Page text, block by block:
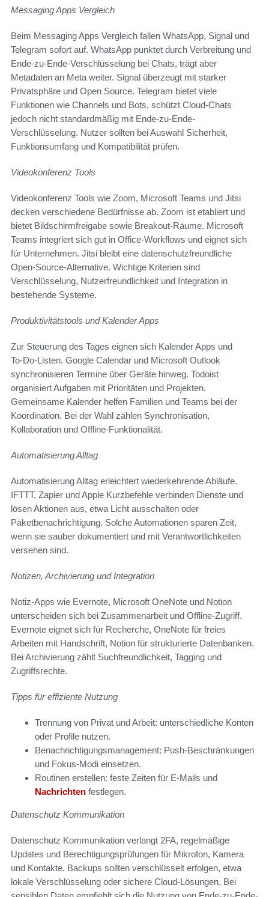
Messaging Apps Vergleich
Beim Messaging Apps Vergleich fallen WhatsApp, Signal und
Telegram sofort auf. WhatsApp punktet durch Verbreitung und
Ende-zu-Ende-Verschlüsselung bei Chats, trägt aber
Metadaten an Meta weiter. Signal überzeugt mit starker
Privatsphäre und Open Source. Telegram bietet viele
Funktionen wie Channels und Bots, schützt Cloud-Chats
jedoch nicht standardmäßig mit Ende-zu-Ende-
Verschlüsselung. Nutzer sollten bei Auswahl Sicherheit,
Funktionsumfang und Kompatibilität prüfen.
Videokonferenz Tools
Videokonferenz Tools wie Zoom, Microsoft Teams und Jitsi
decken verschiedene Bedürfnisse ab. Zoom ist etabliert und
bietet Bildschirmfreigabe sowie Breakout-Räume. Microsoft
Teams integriert sich gut in Office-Workflows und eignet sich
für Unternehmen. Jitsi bleibt eine datenschutzfreundliche
Open-Source-Alternative. Wichtige Kriterien sind
Verschlüsselung, Nutzerfreundlichkeit und Integration in
bestehende Systeme.
Produktivitätstools und Kalender Apps
Zur Steuerung des Tages eignen sich Kalender Apps und
To‑Do-Listen. Google Calendar und Microsoft Outlook
synchronisieren Termine über Geräte hinweg. Todoist
organisiert Aufgaben mit Prioritäten und Projekten.
Gemeinsame Kalender helfen Familien und Teams bei der
Koordination. Bei der Wahl zählen Synchronisation,
Kollaboration und Offline-Funktionalität.
Automatisierung Alltag
Automatisierung Alltag erleichtert wiederkehrende Abläufe.
IFTTT, Zapier und Apple Kurzbefehle verbinden Dienste und
lösen Aktionen aus, etwa Licht ausschalten oder
Paketbenachrichtigung. Solche Automationen sparen Zeit,
wenn sie sauber dokumentiert und mit Verantwortlichkeiten
versehen sind.
Notizen, Archivierung und Integration
Notiz-Apps wie Evernote, Microsoft OneNote und Notion
unterscheiden sich bei Zusammenarbeit und Offline-Zugriff.
Evernote eignet sich für Recherche, OneNote für freies
Arbeiten mit Handschrift, Notion für strukturierte Datenbanken.
Bei Archivierung zählt Suchfreundlichkeit, Tagging und
Zugriffsrechte.
Tipps für effiziente Nutzung
Trennung von Privat und Arbeit: unterschiedliche Konten
oder Profile nutzen.
Benachrichtigungsmanagement: Push-Beschränkungen
und Fokus-Modi einsetzen.
Routinen erstellen: feste Zeiten für E‑Mails und
Nachrichten festlegen.
Datenschutz Kommunikation
Datenschutz Kommunikation verlangt 2FA, regelmäßige
Updates und Berechtigungsprüfungen für Mikrofon, Kamera
und Kontakte. Backups sollten verschlüsselt erfolgen, etwa
lokale Verschlüsselung oder sichere Cloud-Lösungen. Bei